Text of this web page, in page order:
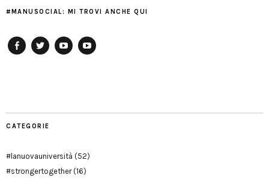
#MANUSOCIAL: MI TROVI ANCHE QUI
CATEGORIE
#lanuovauniversità (52)
#strongertogether(16)